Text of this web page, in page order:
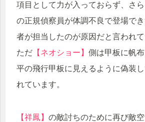
項目として力が入っておらず、さ
の正規偵察員が体調不良で登場で
者が担当したのが原因だと言われて
ただ 【ネオショー】 側は甲板に帆
平の飛行甲板に見えるように偽装
れています。
【祥鳳】 の敵討ちのために再び敵